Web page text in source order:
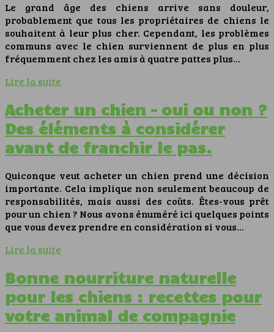
Le grand âge des chiens arrive sans douleur,
probablement que tous les propriétaires de chiens le
souhaitent à leur plus cher. Cependant, les problèmes
communs avec le chien surviennent de plus en plus
fréquemment chez les amis à quatre pattes plus…
Lire la suite
Acheter un chien – oui ou non ?
Des éléments à considérer
avant de franchir le pas.
Quiconque veut acheter un chien prend une décision
importante. Cela implique non seulement beaucoup de
responsabilités, mais aussi des coûts. Êtes-vous prêt
pour un chien ? Nous avons énuméré ici quelques points
que vous devez prendre en considération si vous…
Lire la suite
Bonne nourriture naturelle
pour les chiens : recettes pour
votre animal de compagnie